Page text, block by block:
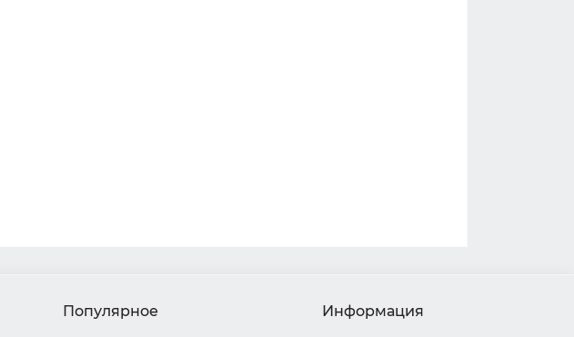
Популярное Информация